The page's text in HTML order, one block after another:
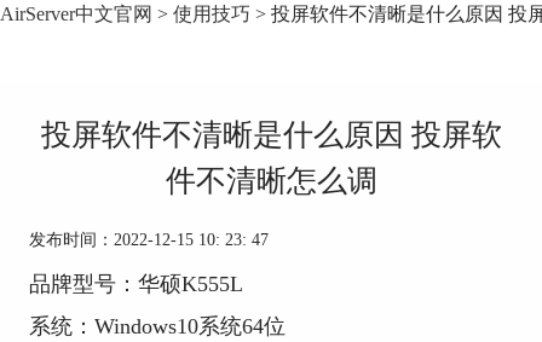
AirServer中文官网 > 使用技巧 > 投屏软件不清晰是什么原因 投
投屏软件不清晰是什么原因 投屏软
件不清晰怎么调
发布时间：2022-12-15 10: 23: 47
品牌型号：华硕K555L
系统：Windows10系统64位